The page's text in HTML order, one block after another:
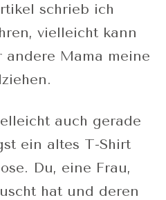
schrieb ich
vielleicht kann
Mama meine
auch gerade
ein altes T-Shirt
Du, eine Frau,
hat und deren